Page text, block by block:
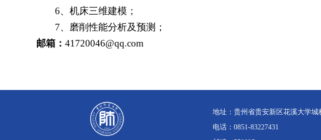
6、 机床三维建模；
7、 磨削性能分析及预测；
邮箱： 41720046@qq.com
地址：贵州省贵安新区花溪大学
电话：0851-83227431